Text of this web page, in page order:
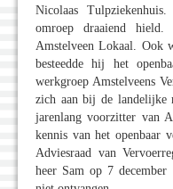
Nicolaas
omroep draaiend
Amstelveen Lokaal. Ook
besteedde hij het
werkgroep Amstelveens
zich aan bij de landelijke
jarenlang voorzitter van
kennis van het openbaar
Adviesraad van
heer Sam op 7